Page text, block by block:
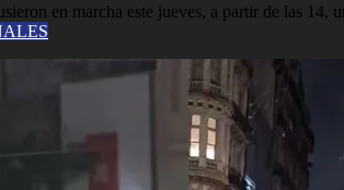
en marcha este jueves, a partir de las 14,